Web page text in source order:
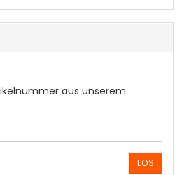
aus unserem
LOS